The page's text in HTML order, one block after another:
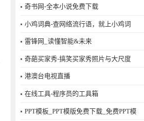
奇书网-全本小说免费下载
小鸡词典-查网络流行语，就上小鸡词
雷锋网_读懂智能&未来
奇葩买家秀-搞笑买家秀照片与大尺度
港澳台电视直播
在线工具-程序员的工具箱
PPT模板_PPT模版免费下载_免费PPT模